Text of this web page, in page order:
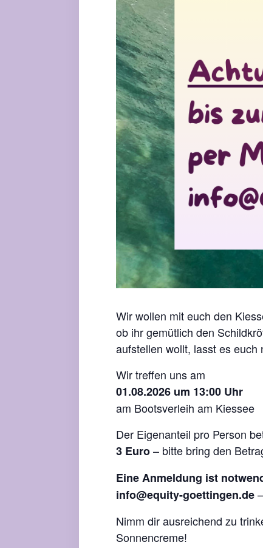
Wir wollen mit euch den
ob ihr gemütlich den
aufstellen wollt, lasst es euch
Wir treffen uns am
01.08.2026 um 13:00 Uhr
am Bootsverleih am Kiessee
Der Eigenanteil pro Person
3 Euro– bitte bring den
Eine Anmeldung ist
info@equity-goettingen.de
Nimm dir ausreichend zu
Sonnencreme!